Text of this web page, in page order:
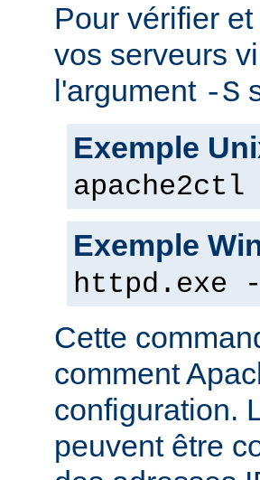
Pour vérifier
vos serveurs
l'argument -S
Exemple
apache2ctl
Exemple
httpd.exe -
Cette
comment
configuration.
peuvent être